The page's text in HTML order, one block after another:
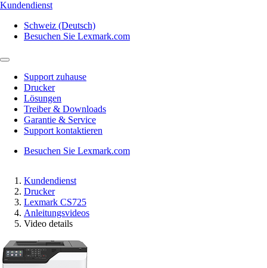
Kundendienst
Schweiz (Deutsch)
Besuchen Sie Lexmark.com
Support zuhause
Drucker
Lösungen
Treiber & Downloads
Garantie & Service
Support kontaktieren
Besuchen Sie Lexmark.com
Kundendienst
Drucker
Lexmark CS725
Anleitungsvideos
Video details